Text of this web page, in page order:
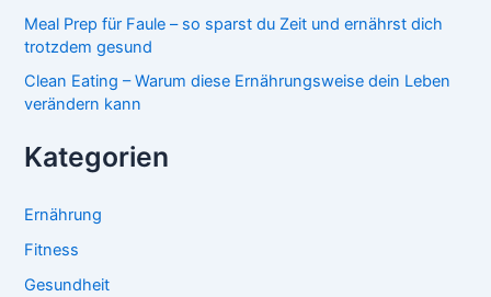
Meal Prep für Faule – so sparst du Zeit und ernährst dich
trotzdem gesund
Clean Eating – Warum diese Ernährungsweise dein Leben
verändern kann
Kategorien
Ernährung
Fitness
Gesundheit